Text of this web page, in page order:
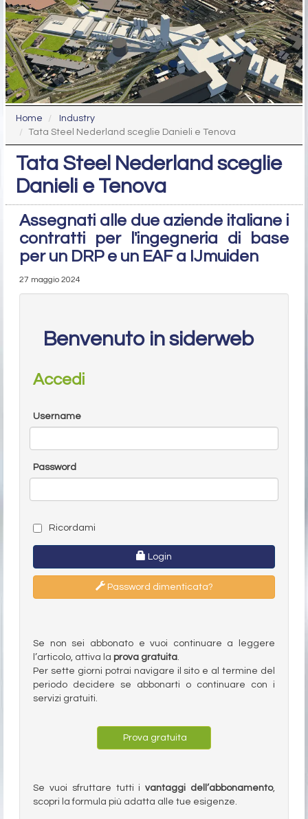
Home
Industry
Tata Steel Nederland sceglie Danieli e Tenova
Tata Steel Nederland sceglie
Danieli e Tenova
Assegnati alle due aziende italiane i
contratti per l'ingegneria di base
per un DRP e un EAF a IJmuiden
27 maggio 2024
Benvenuto in siderweb
Accedi
Username
Password
Ricordami
Login
Password dimenticata?
Se non sei abbonato e vuoi continuare a leggere
l’articolo, attiva la prova gratuita.
Per sette giorni potrai navigare il sito e al termine del
periodo decidere se abbonarti o continuare con i
servizi gratuiti.
Prova gratuita
Se vuoi sfruttare tutti ivantaggi dell’abbonamento,
scopri la formula più adatta alle tue esigenze.